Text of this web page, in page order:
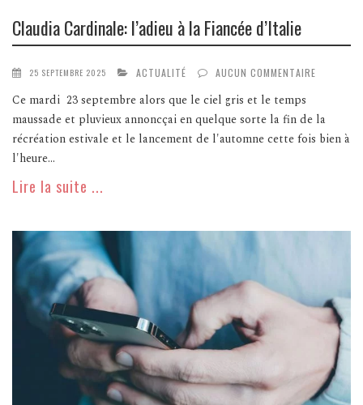
Claudia Cardinale: l’adieu à la Fiancée d’Italie
25 SEPTEMBRE 2025 ACTUALITÉ AUCUN COMMENTAIRE
Ce mardi 23 septembre alors que le ciel gris et le temps
maussade et pluvieux annoncçai en quelque sorte la fin de la
récréation estivale et le lancement de l'automne cette fois bien à
l'heure...
Lire la suite ...